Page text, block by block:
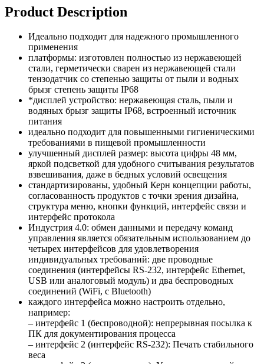
Product Description
Идеально подходит для надежного промышленного
применения
платформы: изготовлен полностью из нержавеющей
стали, герметически сварен из нержавеющей стали
тензодатчик со степенью защиты от пыли и водных
брызг степень защиты IP68
*дисплей устройство: нержавеющая сталь, пыли и
водяных брызг защиты IP68, встроенный источник
питания
идеально подходит для повышенными гигиеническими
требованиями в пищевой промышленности
улучшенный дисплей размер: высота цифры 48 мм,
яркой подсветкой для удобного считывания результатов
взвешивания, даже в бедных условий освещения
стандартизированы, удобный Керн концепции работы,
согласованность продуктов с точки зрения дизайна,
структура меню, кнопки функций, интерфейс связи и
интерфейс протокола
Индустрия 4.0: обмен данными и передачу команд
управления является обязательным использованием до
четырех интерфейсов для удовлетворения
индивидуальных требований: две проводные
соединения (интерфейсы RS-232, интерфейс Ethernet,
USB или аналоговый модуль) и два беспроводных
соединений (WiFi, с Bluetooth)
каждого интерфейса можно настроить отдельно,
например:
– интерфейс 1 (беспроводной): непрерывная посылка к
ПК для документирования процесса
– интерфейс 2 (интерфейс RS-232): Печать стабильного
веса